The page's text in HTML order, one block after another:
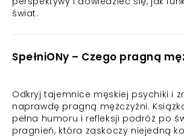
świat.
SpełniONy – Czego pragną
Odkryj tajemnice męskiej psychiki i
naprawdę pragną mężczyźni.
pełna humoru i refleksji podróż po
pragnień, która zaskoczy niejedną